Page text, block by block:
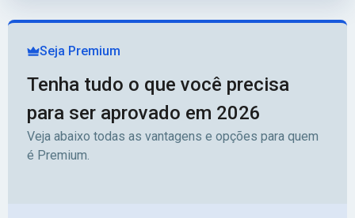
Seja Premium
Tenha tudo o que você precisa
para ser aprovado em 2026
Veja abaixo todas as vantagens e opções para quem
é Premium.